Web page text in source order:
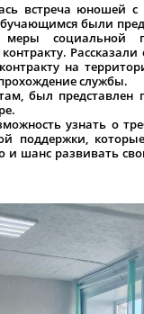
встреча юношей с
были
социальной
на
службы.
представлен
узнать о
поддержки,
и шанс развивать